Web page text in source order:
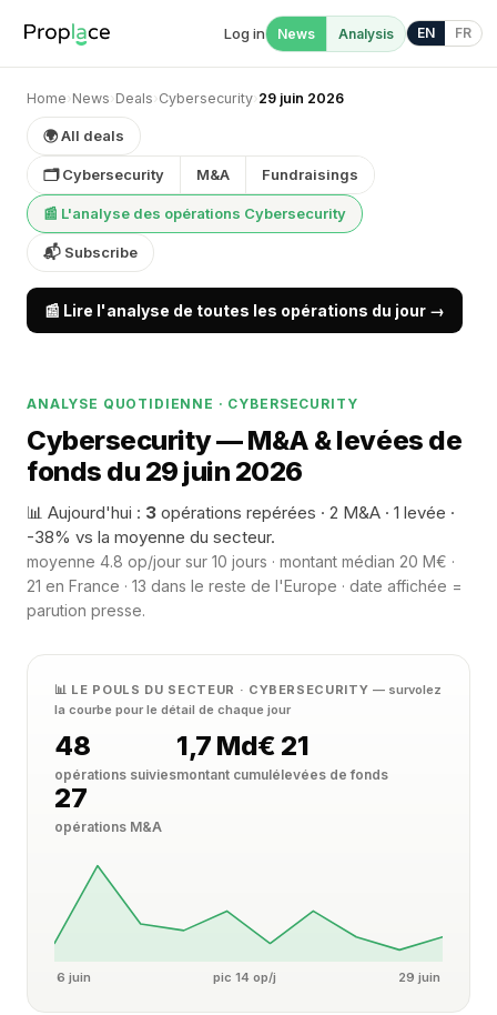
Log in News Analysis EN FR
Home› News› Deals› Cybersecurity› 29 juin 2026
🌍 All deals
🗂 Cybersecurity M&A Fundraisings
📰 L'analyse des opérations Cybersecurity
📬 Subscribe
📰 Lire l'analyse de toutes les opérations du jour →
ANALYSE QUOTIDIENNE · CYBERSECURITY
Cybersecurity — M&A & levées de
fonds du 29 juin 2026
📊 Aujourd'hui : 3 opérations repérées · 2 M&A · 1 levée ·
-38% vs la moyenne du secteur.
moyenne 4.8 op/jour sur 10 jours · montant médian 20 M€ ·
21 en France · 13 dans le reste de l'Europe · date affichée =
parution presse.
📊 LE POULS DU SECTEUR · CYBERSECURITY— survolez
la courbe pour le détail de chaque jour
48
opérations suivies
1,7 Md€
montant cumulé
21
levées de fonds
27
opérations M&A
6 juin pic 14 op/j 29 juin